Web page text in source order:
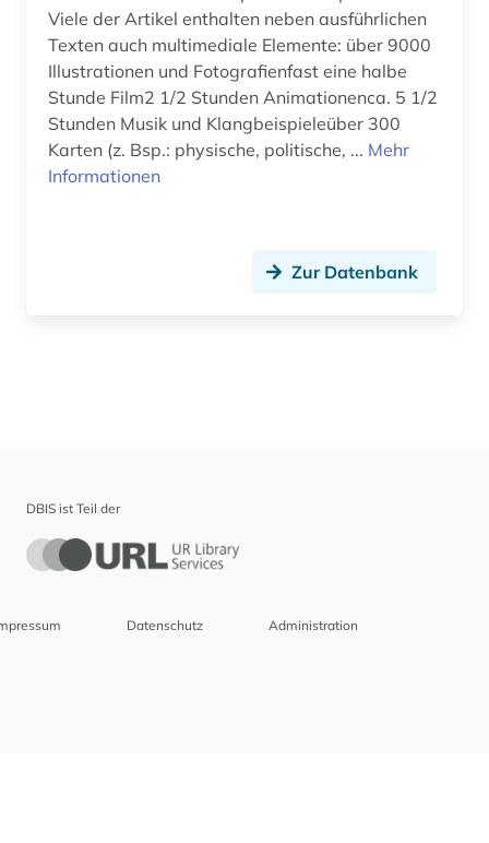
Viele der Artikel enthalten neben ausführlichen
Texten auch multimediale Elemente: über 9000
Illustrationen und Fotografienfast eine halbe
Stunde Film2 1/2 Stunden Animationenca. 5 1/2
Stunden Musik und Klangbeispieleüber 300
Karten (z. Bsp.: physische, politische, ... Mehr
Informationen
Zur Datenbank
DBIS ist Teil der
Datenschutz Administration